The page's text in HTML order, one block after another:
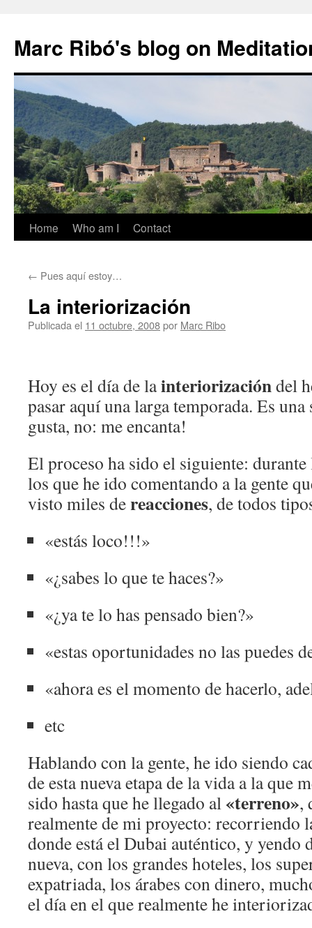
Marc Ribó's blog on
Saltar
contenido
Home Who am I Contact
← Pues aquí estoy…
La interiorización
Publicada el 11 octubre, 2008por Marc Ribo
Hoy es el día de lainteriorizacióndel
pasar aquí una larga temporada. Es una
gusta, no: me encanta!
El proceso ha sido el siguiente: durante
los que he ido comentando a la gente
visto miles dereacciones, de todos
«estás loco!!!»
«¿sabes lo que te haces?»
«¿ya te lo has pensado bien?»
«estas oportunidades no las puedes
«ahora es el momento de hacerlo,
etc
Hablando con la gente, he ido siendo
de esta nueva etapa de la vida a la que
sido hasta que he llegado al «terreno»,
realmente de mi proyecto: recorriendo
donde está el Dubai auténtico, y yendo
nueva, con los grandes hoteles, los
expatriada, los árabes con dinero,
el día en el que realmente he